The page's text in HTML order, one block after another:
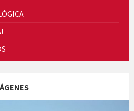
mare&quot;, d'Emma Zafon